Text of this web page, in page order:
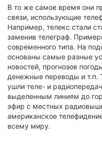
В то же самое время они
связи, использующие
Например, телекс стали
заменив телеграф.
современного типа. На
основаны самые разные
новостей, прогнозов
денежные переводы и т.п.
ушли теле- и
выделенным линиям до
эфир с местных
американское
всему миру.